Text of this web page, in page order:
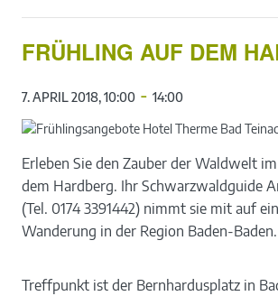
FRÜHLING AUF DEM
7. APRIL 2018, 10:00 - 14:00
Erleben Sie den Zauber der Waldwelt im
dem Hardberg. Ihr Schwarzwaldguide
(Tel. 0174 3391442) nimmt sie mit auf
Wanderung in der Region Baden-Baden.
Treffpunkt ist der Bernhardusplatz in